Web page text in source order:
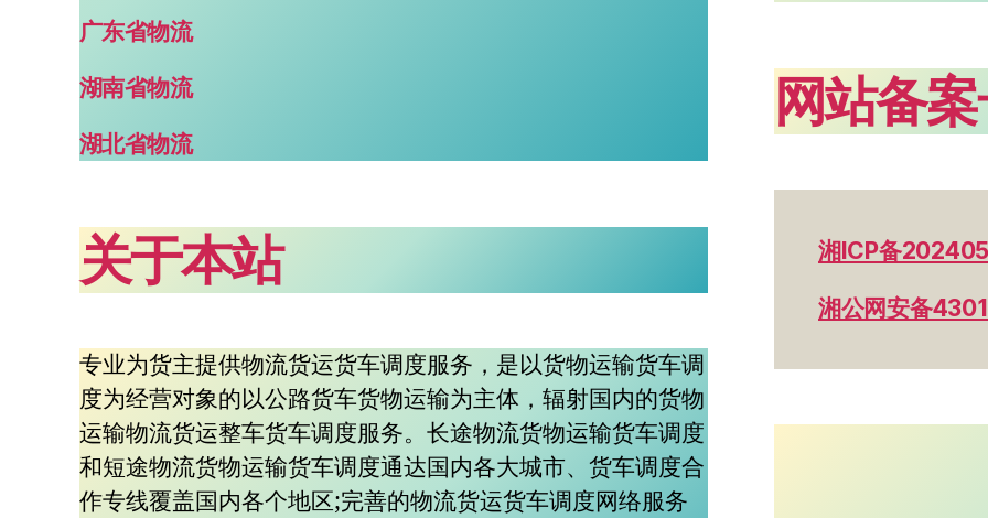
广东省物流
湖南省物流
湖北省物流
关于本站
专业为货主提供物流货运货车调度服务，是以货物运输货车调
度为经营对象的以公路货车货物运输为主体，辐射国内的货物
运输物流货运整车货车调度服务。长途物流货物运输货车调度
和短途物流货物运输货车调度通达国内各大城市、货车调度合
作专线覆盖国内各个地区;完善的物流货运货车调度网络服务
网站备
湘ICP备
湘公网安备